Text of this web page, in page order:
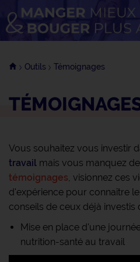
Outils Témoignages
Vous souhaitez vous investir
travail mais vous manquez de
témoignages, visionnez ces
d'expérience pour connaître
conseils de ceux déjà investis
Mise en place d'une
nutrition-santé au travail